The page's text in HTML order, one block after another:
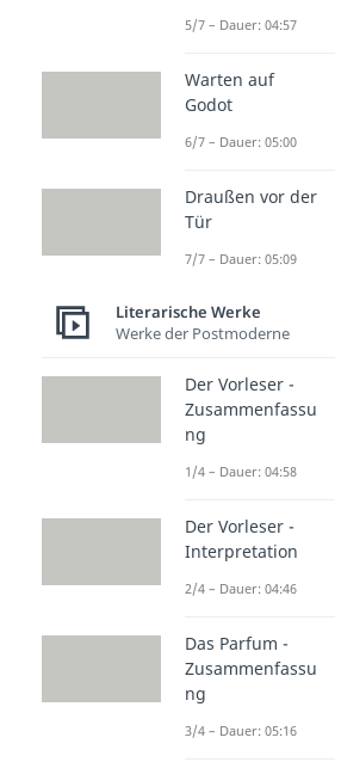
zur Videoseite:
Analyse
Lernen
Entdecke
Weitere
Literarische
Faust
Dauer: 04:49
Nacht - Faust
Dauer: 04:33
Prolog im
5/7 – Dauer: 04:57
Warten auf
Godot
6/7 – Dauer: 05:00
Draußen vor der
Tür
7/7 – Dauer: 05:09
Literarische Werke
Werke der Postmoderne
Der Vorleser -
Zusammenfassu
ng
1/4 – Dauer: 04:58
Der Vorleser -
Interpretation
2/4 – Dauer: 04:46
Das Parfum -
Zusammenfassu
ng
3/4 – Dauer: 05:16